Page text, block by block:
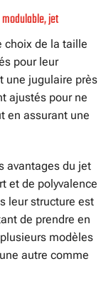
jet
choix de la taille
pour leur
une jugulaire près
ajustés pour ne
en assurant une
avantages du jet
et de polyvalence
leur structure est
de prendre en
modèles
autre comme